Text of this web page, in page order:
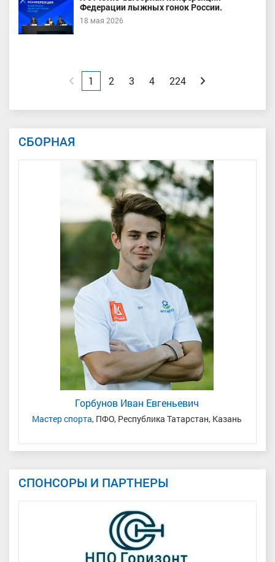
Федерации лыжных гонок России.
18 мая 2026
1 2 3 4 224 Вперед
СБОРНАЯ
Горбунов Иван Евгеньевич
Мастер спорта, ПФО, Республика Татарстан, Казань
СПОНСОРЫ И ПАРТНЕРЫ